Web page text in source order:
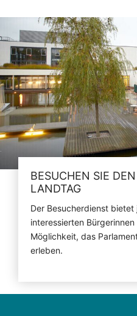
BESUCHEN SIE
LANDTAG
Der Besucherdienst
interessierten
Möglichkeit, das
erleben.